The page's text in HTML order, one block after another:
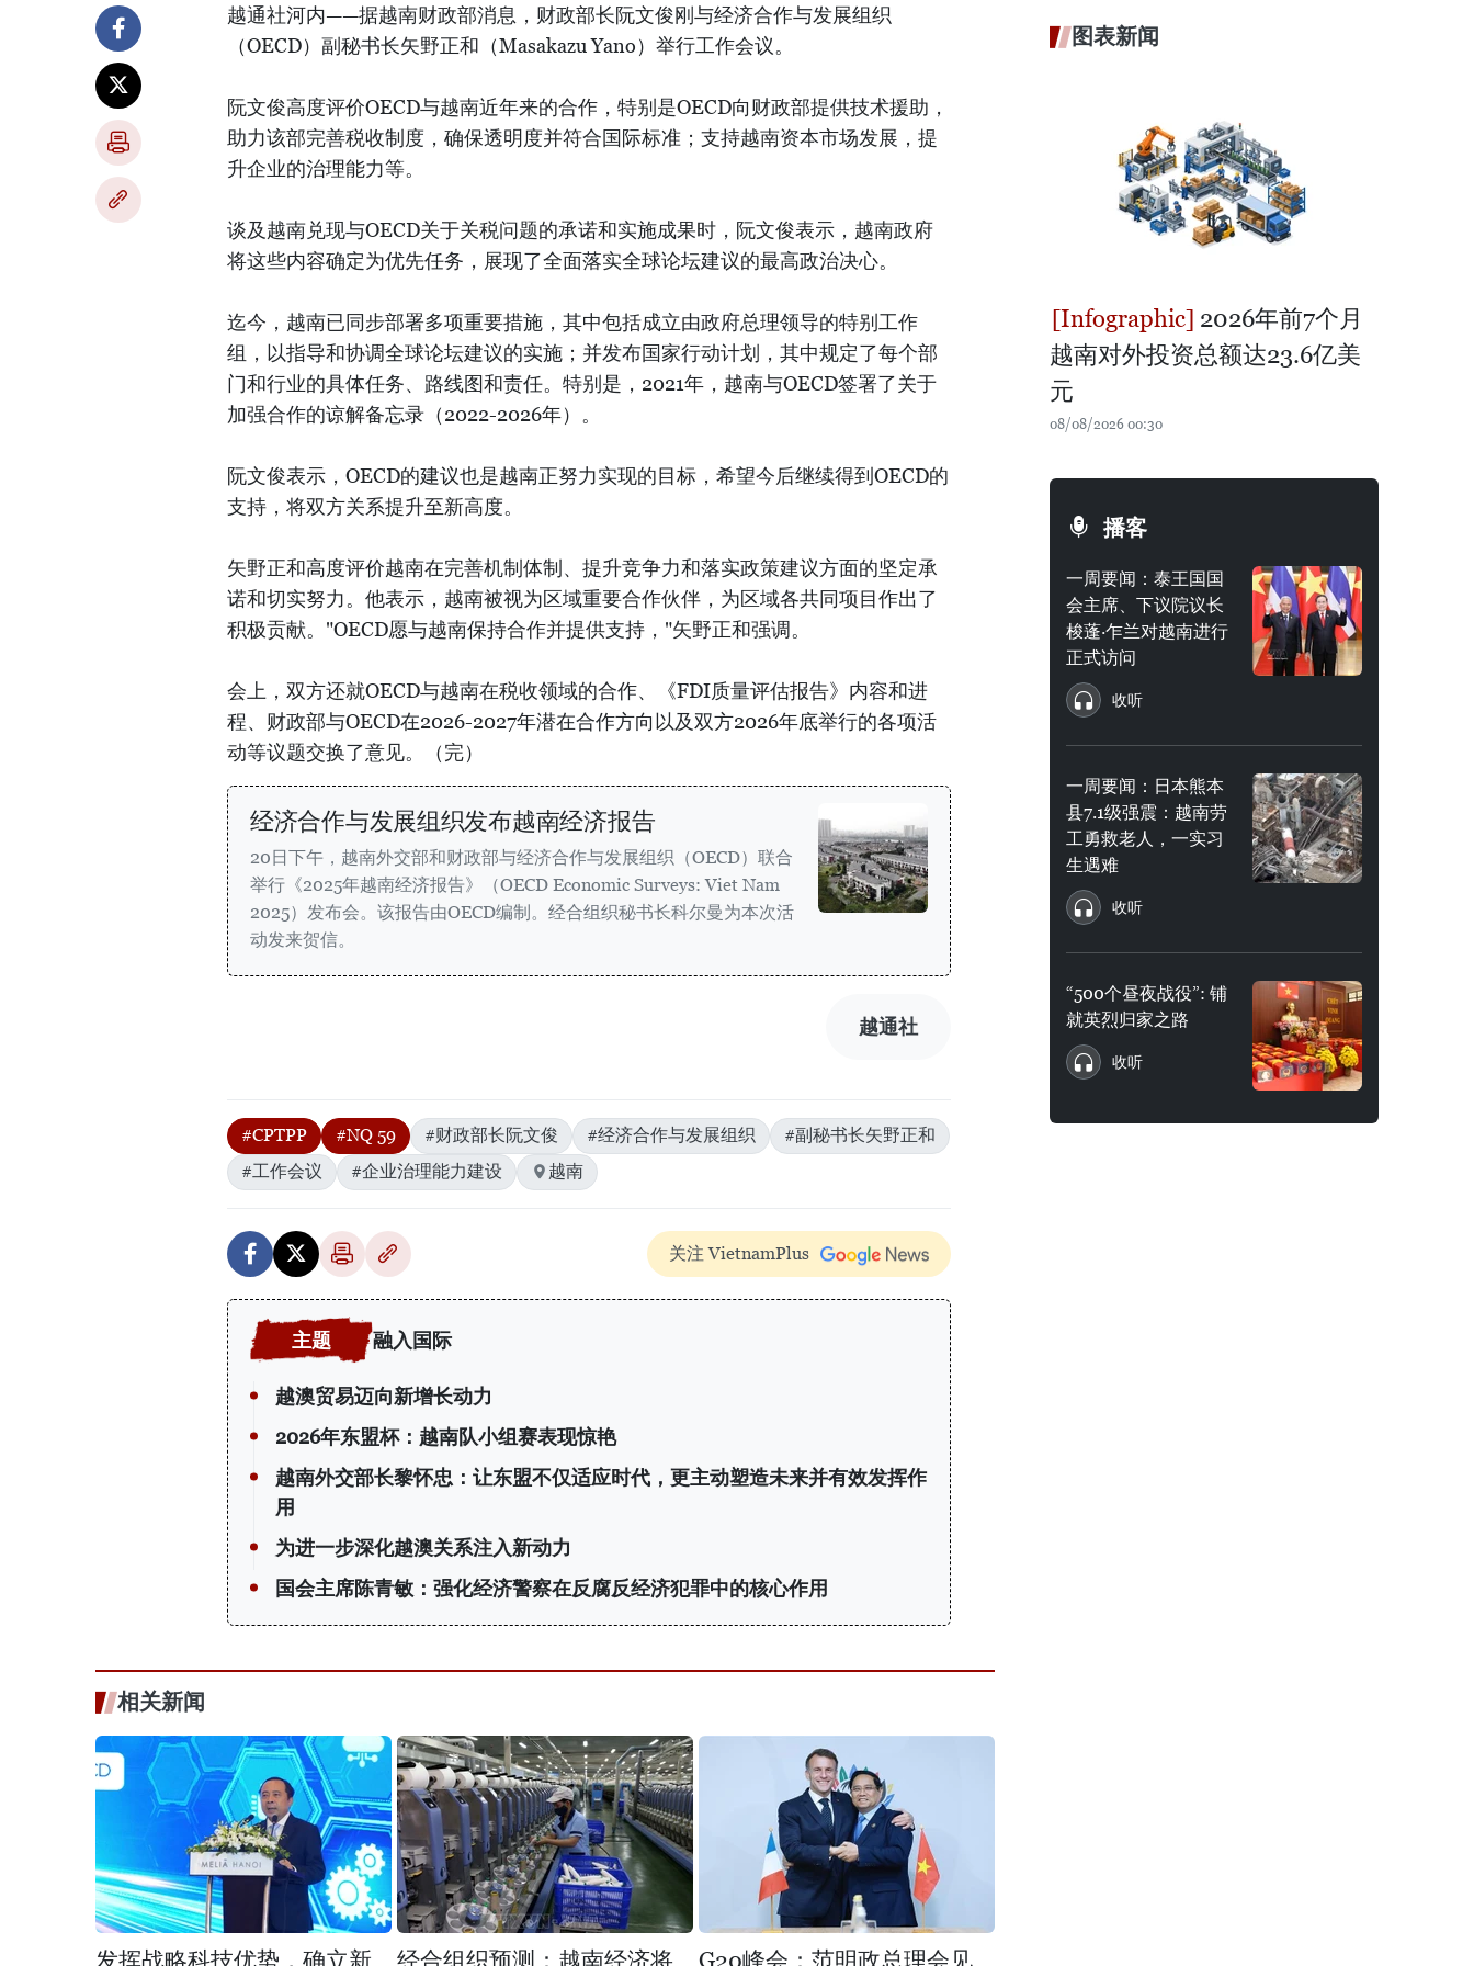
越通社河内——据越南财政部消息，财政部长阮文俊刚与经济合作与发展组织
（OECD）副秘书长矢野正和（Masakazu Yano）举行工作会议。
阮文俊高度评价OECD与越南近年来的合作，特别是OECD向财政部提供技术援助，
助力该部完善税收制度，确保透明度并符合国际标准；支持越南资本市场发展，提
升企业的治理能力等。
谈及越南兑现与OECD关于关税问题的承诺和实施成果时，阮文俊表示，越南政府
将这些内容确定为优先任务，展现了全面落实全球论坛建议的最高政治决心。
迄今，越南已同步部署多项重要措施，其中包括成立由政府总理领导的特别工作
组，以指导和协调全球论坛建议的实施；并发布国家行动计划，其中规定了每个部
门和行业的具体任务、路线图和责任。特别是，2021年，越南与OECD签署了关于
加强合作的谅解备忘录（2022-2026年）。
阮文俊表示，OECD的建议也是越南正努力实现的目标，希望今后继续得到OECD的
支持，将双方关系提升至新高度。
矢野正和高度评价越南在完善机制体制、提升竞争力和落实政策建议方面的坚定承
诺和切实努力。他表示，越南被视为区域重要合作伙伴，为区域各共同项目作出了
积极贡献。"OECD愿与越南保持合作并提供支持，"矢野正和强调。
会上，双方还就OECD与越南在税收领域的合作、《FDI质量评估报告》内容和进
程、财政部与OECD在2026-2027年潜在合作方向以及双方2026年底举行的各项活
动等议题交换了意见。（完）
经济合作与发展组织发布越南经济报告
20日下午，越南外交部和财政部与经济合作与发展组织（OECD）联合
举行《2025年越南经济报告》（OECD Economic Surveys: Viet Nam
2025）发布会。该报告由OECD编制。经合组织秘书长科尔曼为本次活
动发来贺信。
越通社
#CPTPP #NQ 59 #财政部长阮文俊 #经济合作与发展组织
#副秘书长矢野正和
#工作会议
#企业治理能力建设 越南
关注 VietnamPlus
融入国际
越澳贸易迈向新增长动力
2026年东盟杯：越南队小组赛表现惊艳
越南外交部长黎怀忠：让东盟不仅适应时代，更主动塑造未来并有效发挥作
用
为进一步深化越澳关系注入新动力
国会主席陈青敏：强化经济警察在反腐反经济犯罪中的核心作用
相关新闻
发挥战略科技优势，确立新 经合组织预测：越南经济将 G20峰会：范明政总理会见
图表新闻
2026年前7个月
越南对外投资总额达23.6亿美
元
08/08/2026 00:30
播客
一周要闻：泰王国国
会主席、下议院议长
梭蓬·乍兰对越南进行
正式访问
收听
一周要闻：日本熊本
县7.1级强震：越南劳
工勇救老人，一实习
生遇难
收听
“500个昼夜战役”: 铺
就英烈归家之路
收听